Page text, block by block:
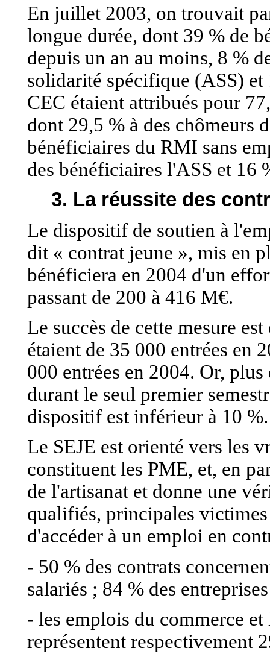
En juillet 2003, on trouvait
longue durée, dont 39 % de
depuis un an au moins, 8 %
solidarité spécifique (ASS) et
CEC étaient attribués pour
dont 29,5 % à des chômeurs
bénéficiaires du RMI sans
des bénéficiaires l'ASS et 16
3. La réussite des
Le dispositif de soutien à
dit « contrat jeune », mis en
bénéficiera en 2004 d'un
passant de 200 à 416 M€.
Le succès de cette mesure
étaient de 35 000 entrées en
000 entrées en 2004. Or,
durant le seul premier
dispositif est inférieur à 10 %.
Le SEJE est orienté vers les
constituent les PME, et, en
de l'artisanat et donne une
qualifiés, principales
d'accéder à un emploi en
- 50 % des contrats
salariés ; 84 % des
- les emplois du commerce
représentent respectivement